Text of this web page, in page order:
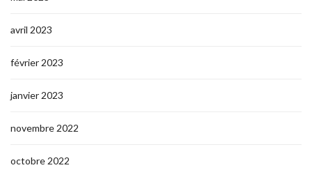
avril 2023
février 2023
janvier 2023
novembre 2022
octobre 2022